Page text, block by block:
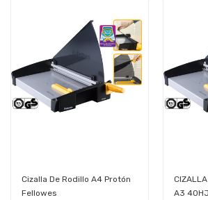
Cizalla De Rodillo A4 Protón
Fellowes
A3 40HJ